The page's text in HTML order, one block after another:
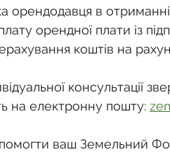
орендодавця в
орендної плати із
коштів на
консультації
на електронну пошту:
ваш Земельний